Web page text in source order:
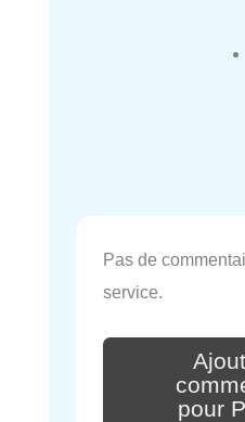
Pas de
service.
pour